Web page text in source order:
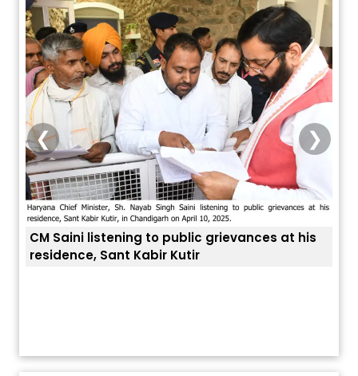
CM Saini listening to public grievances at his
residence, Sant Kabir Kutir
❮ ❯
August 5, 2026 6:23 AM